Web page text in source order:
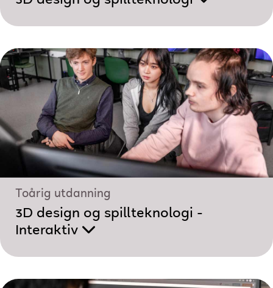
Toårig utdanning
3D design og spillteknologi -
Interaktiv